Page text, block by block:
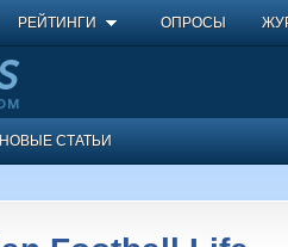
РЕЙТИНГИ ОПРОСЫ
НОВЫЕ СТАТЬИ